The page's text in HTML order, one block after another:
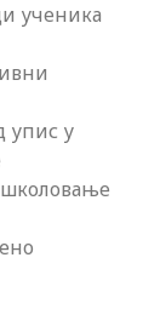
ученика
упис у